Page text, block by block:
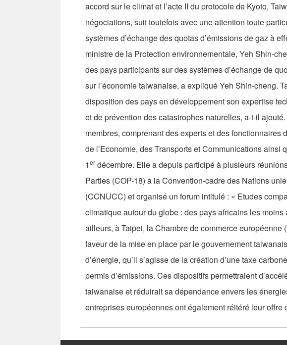
accord sur le climat et l’acte II du protocole de Kyoto,
négociations, suit toutefois avec une attention toute
systèmes d’échange des quotas d’émissions de gaz à
ministre de la Protection environnementale, Yeh Shin-
des pays participants sur des systèmes d’échange de
sur l’économie taiwanaise, a expliqué Yeh Shin-cheng.
disposition des pays en développement son expertise
et de prévention des catastrophes naturelles, a-t-il
membres, comprenant des experts et des fonctionnaires
de l’Economie, des Transports et Communications ainsi
1er décembre. Elle a depuis participé à plusieurs
Parties (COP-18) à la Convention-cadre des Nations
(CCNUCC) et organisé un forum intitulé : « Etudes
climatique autour du globe : des pays africains les
ailleurs, à Taipei, la Chambre de commerce
faveur de la mise en place par le gouvernement
d’énergie, qu’il s’agisse de la création d’une taxe
permis d’émissions. Ces dispositifs permettraient
taiwanaise et réduirait sa dépendance envers les
entreprises européennes ont également réitéré leur offre